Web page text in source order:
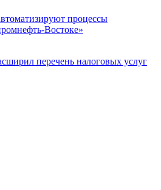
процессы
Востоке»
перечень налоговых услуг